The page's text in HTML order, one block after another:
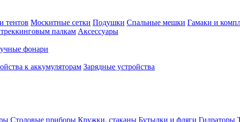
тентов Москитные сетки Подушки Спальные мешки Гамаки и
палкам Аксессуары
фонари
к аккумуляторам Зарядные устройства
Столовые приборы Кружки, стаканы Бутылки и фляги Гидраторы